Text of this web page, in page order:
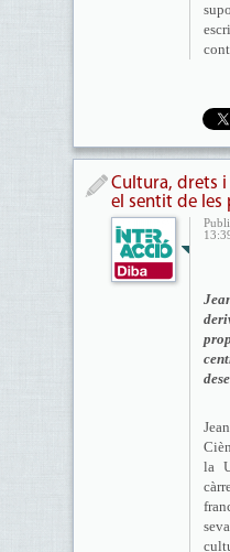
Cultura, drets
el sentit de les
la